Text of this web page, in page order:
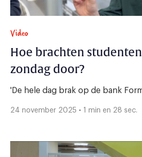
Video
Hoe brachten
zondag door?
'De hele dag brak op de bank
24 november 2025 • 1 min en 28 sec.